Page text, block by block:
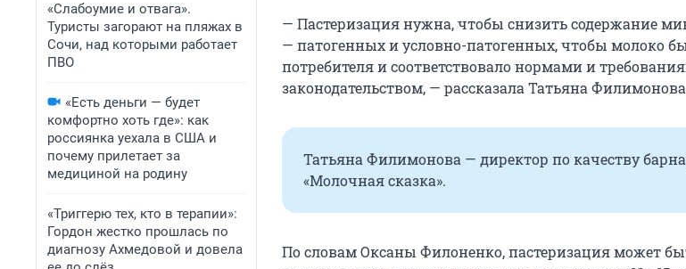
«Слабоумие и отвага».
Туристы загорают на пляжах в
Сочи, над которыми работает
ПВО
«Есть деньги — будет
комфортно хоть где»: как
россиянка уехала в США и
почему прилетает за
медициной на родину
«Триггерю тех, кто в терапии»:
Гордон жестко прошлась по
диагнозу Ахмедовой и довела
— Пастеризация нужна, чтобы снизить содержание
— патогенных и условно-патогенных, чтобы молоко
потребителя и соответствовало нормами и
законодательством, — рассказала Татьяна
Татьяна Филимонова — директор по качеству
«Молочная сказка».
По словам Оксаны Филоненко, пастеризация может